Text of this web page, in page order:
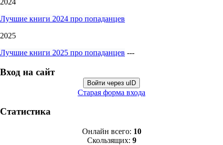
Лучшие книги 2024 про попаданцев
2025
Лучшие книги 2025 про попаданцев ---
Вход на сайт
Войти через uID
Старая форма входа
Статистика
Онлайн всего: 10
Скользящих: 9